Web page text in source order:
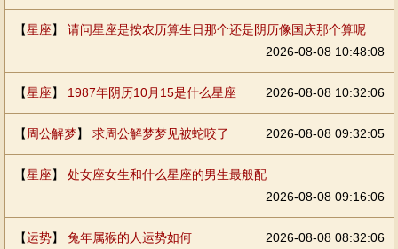
【星座】 请问星座是按农历算生日那个还是阴历像国庆那个算呢
2026-08-08 10:48:08
【星座】 1987年阴历10月15是什么星座 2026-08-08 10:32:06
【 周公解梦】 求周公解梦梦见被蛇咬了 2026-08-08 09:32:05
【星座】 处女座女生和什么星座的男生最般配
2026-08-08 09:16:06
【运势】 兔年属猴的人运势如何 2026-08-08 08:32:06